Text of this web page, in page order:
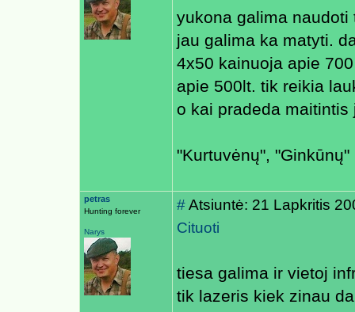
yukona galima
jau galima ka matyti.
4x50 kainuoja apie
apie 500lt. tik reikia
o kai pradeda
"Kurtuvėnų",
petras
Hunting forever
Narys
#Atsiuntė: 21 Lapkritis
Cituoti
tiesa galima ir vietoj
tik lazeris kiek zinau